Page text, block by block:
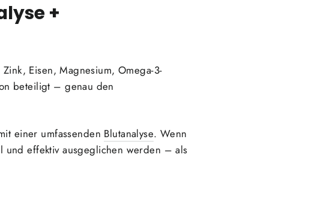
+
Eisen, Magnesium, Omega-3-
beteiligt – genau den
einer umfassenden Blutanalyse. Wenn
und effektiv ausgeglichen werden – als